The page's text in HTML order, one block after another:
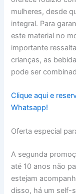
mulheres, desde
integral. Para
este material no
importante
crianças, as
pode ser
Clique aqui e
Whatsapp!
Oferta especial
A segunda
até 10 anos não
estejam
disso, há um self-